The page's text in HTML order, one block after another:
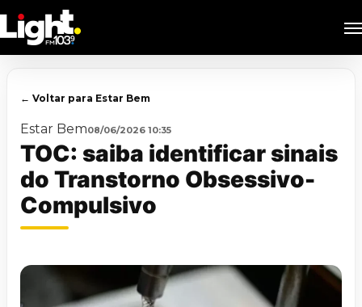
to
main
← Voltar para Estar Bem
Estar Bem08/06/2026 10:35
TOC: saiba identificar sinais
do Transtorno Obsessivo-
Compulsivo